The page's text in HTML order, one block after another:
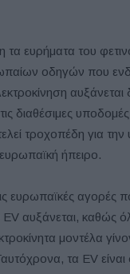
τα ευρήματα του
οδηγών που
διαθέσιμες
τροχοπέδη για
ήπειρο.
ευρωπαϊκές αγορές
EV αυξάνεται, καθώς
μοντέλα
τα EV είναι